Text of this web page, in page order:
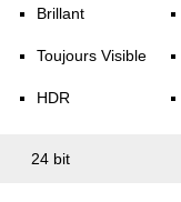
Brillant
Toujours Visible
HDR
24 bit